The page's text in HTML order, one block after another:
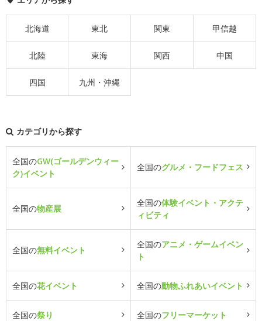
北海道 東北 関東 甲信越
北陸 東海 関西 中国
四国 九州・沖縄
カテゴリから探す
全国のGW(ゴールデンウィー
ク)イベント
全国のグルメ・フードフェス
全国の物産展
全国の体験イベント・アクテ
ィビティ
全国の無料イベント
全国のアニメ・ゲームイベン
ト
全国の花イベント 全国の動物ふれあいイベント
全国の祭り 全国のフリーマーケット